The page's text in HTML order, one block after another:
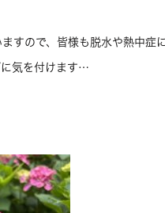
すので、皆様も脱水や熱中症
に気を付けます…